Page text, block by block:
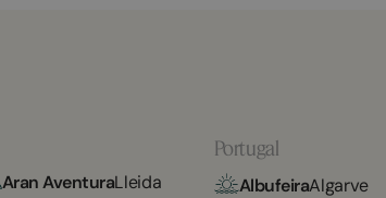
Aran AventuraLleida
Portugal
AlbufeiraAlgarve